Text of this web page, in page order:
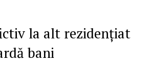
la alt rezidențiat
bani